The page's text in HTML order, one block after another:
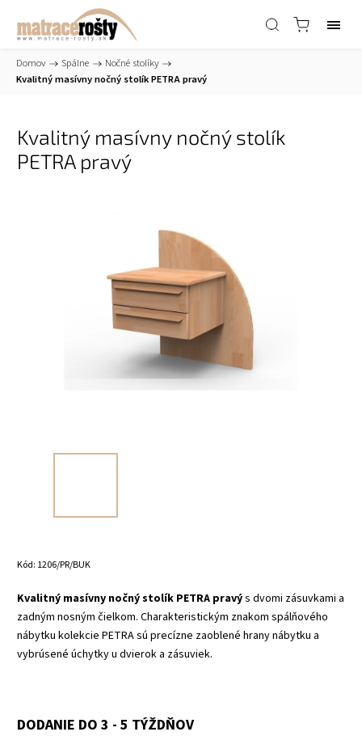
Domov / Spálne / Nočné stolíky /
Kvalitný masívny nočný stolík PETRA pravý
Kvalitný masívny nočný stolík
PETRA pravý
Kód: 1206/PR/BUK
Kvalitný masívny nočný stolík PETRA pravýs dvomi zásuvkami a
zadným nosným čielkom. Charakteristickým znakom spálňového
nábytku kolekcie PETRA sú precízne zaoblené hrany nábytku a
vybrúsené úchytky u dvierok a zásuviek.
DODANIE DO 3 - 5 TÝŽDŇOV